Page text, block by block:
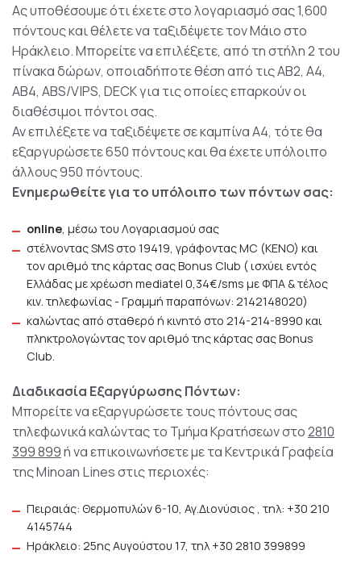
Ας υποθέσουμε ότι έχετε στο λογαριασμό σας 1,600
πόντους και θέλετε να ταξιδέψετε τον Μάιο στο
Ηράκλειο. Μπορείτε να επιλέξετε, από τη στήλη 2 του
πίνακα δώρων, οποιαδήποτε θέση από τις ΑΒ2, Α4,
ΑΒ4, ABS/VIPS, DECK για τις οποίες επαρκούν οι
διαθέσιμοι πόντοι σας.
Αν επιλέξετε να ταξιδέψετε σε καμπίνα Α4, τότε θα
εξαργυρώσετε 650 πόντους και θα έχετε υπόλοιπο
άλλους 950 πόντους.
Ενημερωθείτε για το υπόλοιπο των πόντων σας:
online, μέσω του Λογαριασμού σας
στέλνοντας SMS στο 19419, γράφοντας MC (ΚΕΝΟ) και
τον αριθμό της κάρτας σας Bonus Club ( ισχύει εντός
Ελλάδας με χρέωση mediatel 0,34€/sms με ΦΠΑ & τέλος
κιν. τηλεφωνίας - Γραμμή παραπόνων: 2142148020)
καλώντας από σταθερό ή κινητό στο 214-214-8990 και
πληκτρολογώντας τον αριθμό της κάρτας σας Bonus
Club.
Διαδικασία Εξαργύρωσης Πόντων:
Μπορείτε να εξαργυρώσετε τους πόντους σας
τηλεφωνικά καλώντας το Τμήμα Κρατήσεων στο2810
399 899ή να επικοινωνήσετε με τα Κεντρικά Γραφεία
της Minoan Lines στις περιοχές:
Πειραιάς: Θερμοπυλών 6-10, Αγ.Διονύσιος , τηλ: +30 210
4145744
Ηράκλειο: 25ης Αυγούστου 17, τηλ +30 2810 399899